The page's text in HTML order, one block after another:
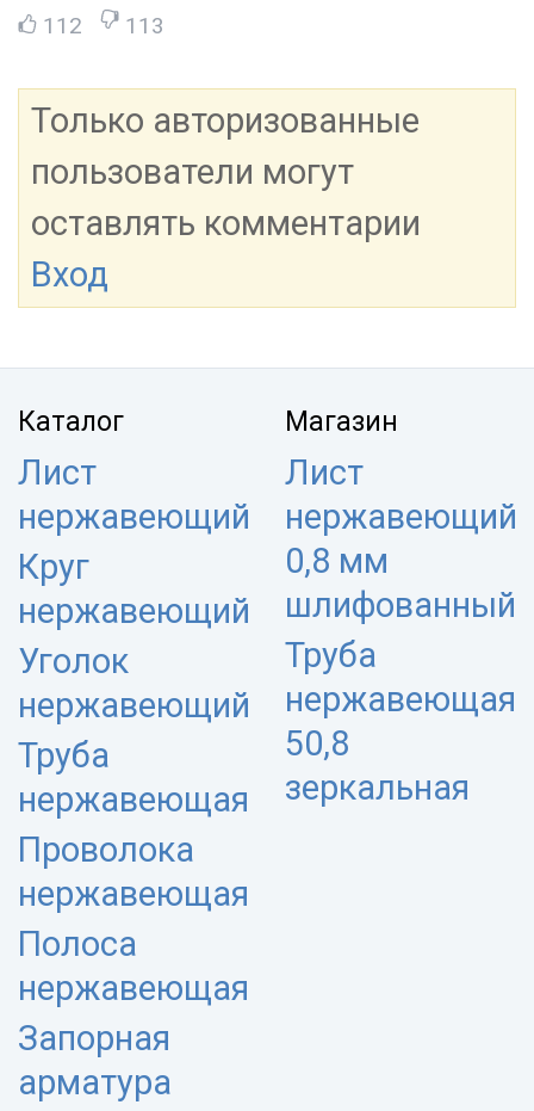
112 113
Только авторизованные
пользователи могут
оставлять комментарии
Вход
Каталог
Лист
нержавеющий
Круг
нержавеющий
Уголок
нержавеющий
Труба
нержавеющая
Проволока
нержавеющая
Полоса
нержавеющая
Запорная
арматура
Магазин
Лист
нержавеющий
0,8 мм
шлифованный
Труба
нержавеющая
50,8
зеркальная